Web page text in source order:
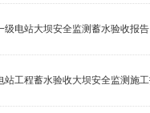
级电站大坝安全监测蓄水验收报告
站工程蓄水验收大坝安全监测施